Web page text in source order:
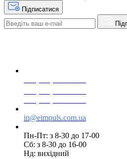
Підписатися
in@eimpuls.com.ua
Пн-Пт: з 8-30 до 17-00
Сб: з 8-30 до 16-00
Нд: вихідний